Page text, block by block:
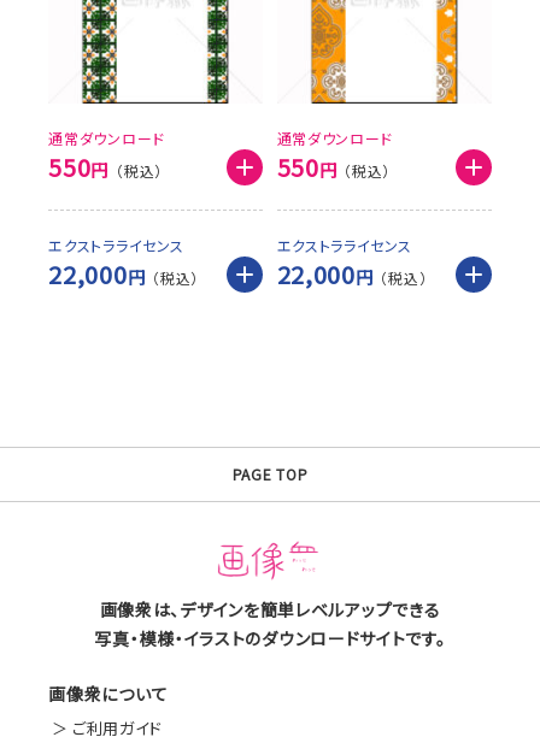
通常ダウンロード
550円
エクストラライセンス
22,000円
通常ダウンロード
550円
エクストラライセンス
22,000円
PAGE TOP
画像衆は、デザインを簡単レベルアップできる
写真・模様・イラストのダウンロードサイトです。
画像衆について
ご利用ガイド